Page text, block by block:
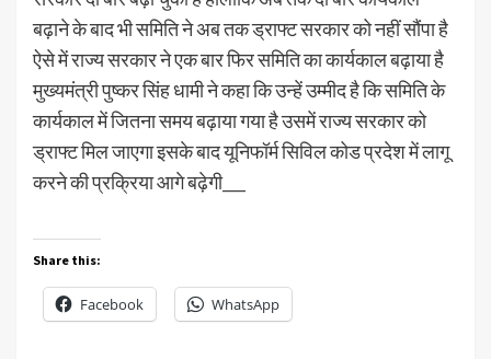
बढ़ाने के बाद भी समिति ने अब तक ड्राफ्ट सरकार को नहीं सौंपा है
ऐसे में राज्य सरकार ने एक बार फिर समिति का कार्यकाल बढ़ाया है
मुख्यमंत्री पुष्कर सिंह धामी ने कहा कि उन्हें उम्मीद है कि समिति के
कार्यकाल में जितना समय बढ़ाया गया है उसमें राज्य सरकार को
ड्राफ्ट मिल जाएगा इसके बाद यूनिफॉर्म सिविल कोड प्रदेश में लागू
करने की प्रक्रिया आगे बढ़ेगी___
Share this:
Facebook WhatsApp